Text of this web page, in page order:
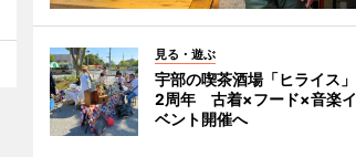
見る・遊ぶ
宇部の喫茶酒場「ヒライス」
2周年 古着×フード×音楽イ
ベント開催へ